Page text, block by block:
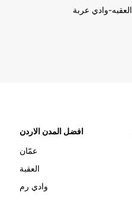
العقبه-وادي عربة
افضل المدن الاردن
عمّان
العقبة
وادي رم